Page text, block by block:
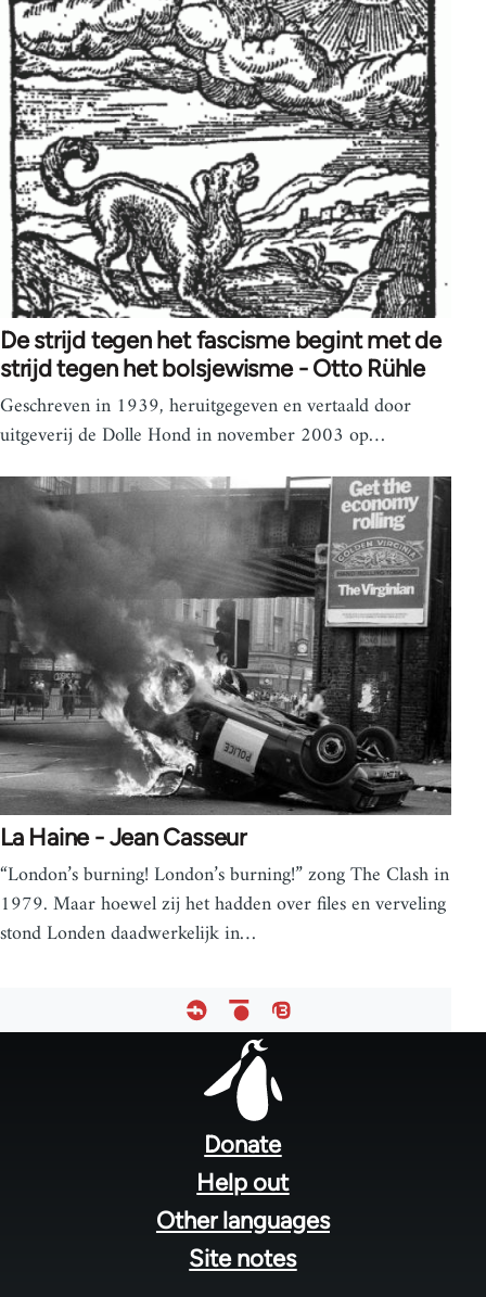
De strijd tegen het fascisme begint met de
strijd tegen het bolsjewisme - Otto Rühle
Geschreven in 1939, heruitgegeven en vertaald door
uitgeverij de Dolle Hond in november 2003 op…
La Haine - Jean Casseur
“London’s burning! London’s burning!” zong The Clash in
1979. Maar hoewel zij het hadden over files en verveling
stond Londen daadwerkelijk in…
Donate
Help out
Other languages
Site notes